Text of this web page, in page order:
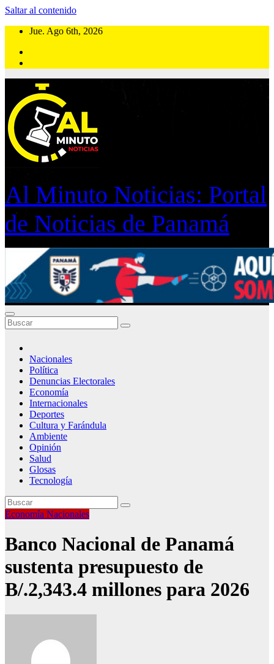
Saltar al contenido
Jue. Ago 6th, 2026
Al Minuto Noticias: Portal
de Noticias de Panamá
Nacionales
Política
Denuncias Electorales
Economía
Internacionales
Deportes
Cultura y Farándula
Ambiente
Opinión
Salud
Glosas
Tecnología
Economía Nacionales
Banco Nacional de Panamá
sustenta presupuesto de
B/.2,343.4 millones para 2026